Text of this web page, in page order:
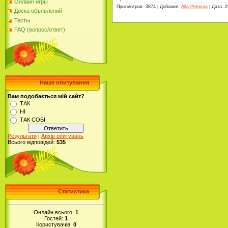
Онлайн игры
Доска объявлений
Тесты
FAQ (вопрос/ответ)
Наше опитування
Вам подобається мій сайт?
ТАК
НІ
ТАК СОБІ
Результати | Архів опитувань
Всього відповідей: 535
Статистика
Онлайн всього: 1
Гостей: 1
Користувачів: 0
Просмотров: 3874 | Добавил: Alla-Petrivna | Дата: